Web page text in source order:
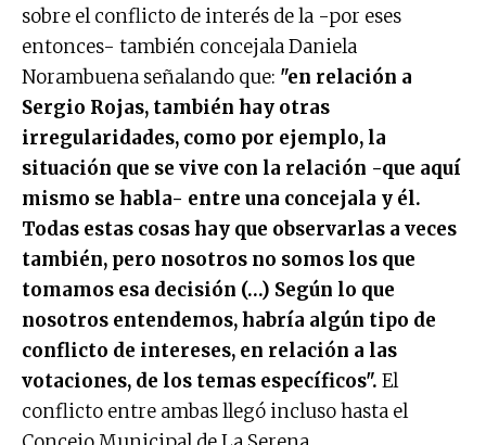
sobre el conflicto de interés de la -por eses
entonces- también concejala Daniela
Norambuena señalando que: "en relación a
Sergio Rojas, también hay otras
irregularidades, como por ejemplo, la
situación que se vive con la relación -que aquí
mismo se habla- entre una concejala y él.
Todas estas cosas hay que observarlas a veces
también, pero nosotros no somos los que
tomamos esa decisión (…) Según lo que
nosotros entendemos, habría algún tipo de
conflicto de intereses, en relación a las
votaciones, de los temas específicos". El
conflicto entre ambas llegó incluso hasta el